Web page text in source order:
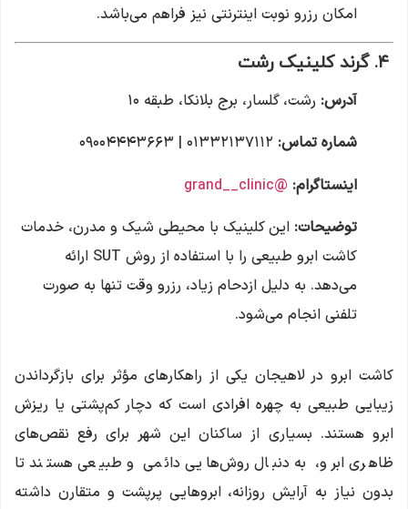
امکان رزرو نوبت اینترنتی نیز فراهم می‌باشد.
۴. گرند کلینیک رشت
آدرس: رشت، گلسار، برج بلانکا، طبقه ۱۰
شماره تماس:
اینستاگرام: @grand__clinic
توضیحات: این کلینیک با محیطی شیک و مدرن، خدمات
کاشت ابرو طبیعی را با استفاده از روش SUT ارائه
می‌دهد. به دلیل ازدحام زیاد، رزرو وقت تنها به صورت
تلفنی انجام می‌شود.
کاشت ابرو در لاهیجان یکی از راهکارهای مؤثر برای بازگرداندن
زیبایی طبیعی به چهره افرادی است که دچار کم‌پشتی یا ریزش
ابرو هستند. بسیاری از ساکنان این شهر برای رفع نقص‌های
ظاهری ابرو، به دنبال روش‌هایی دائمی و طبیعی هستند تا
بدون نیاز به آرایش روزانه، ابروهایی پرپشت و متقارن داشته